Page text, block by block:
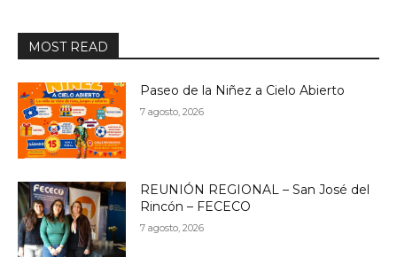
MOST READ
Paseo de la Niñez a Cielo Abierto
7 agosto, 2026
REUNIÓN REGIONAL – San José del
Rincón – FECECO
7 agosto, 2026